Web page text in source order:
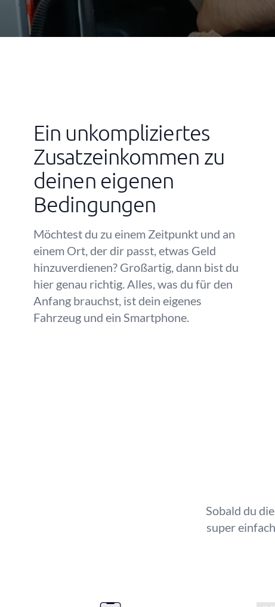
Ein unkompliziertes
Zusatzeinkommen zu
deinen eigenen
Bedingungen
Möchtest du zu einem Zeitpunkt und an
einem Ort, der dir passt, etwas Geld
hinzuverdienen? Großartig, dann bist du
hier genau richtig. Alles, was du für den
Anfang brauchst, ist dein eigenes
Fahrzeug und ein Smartphone.
Sobald du
super